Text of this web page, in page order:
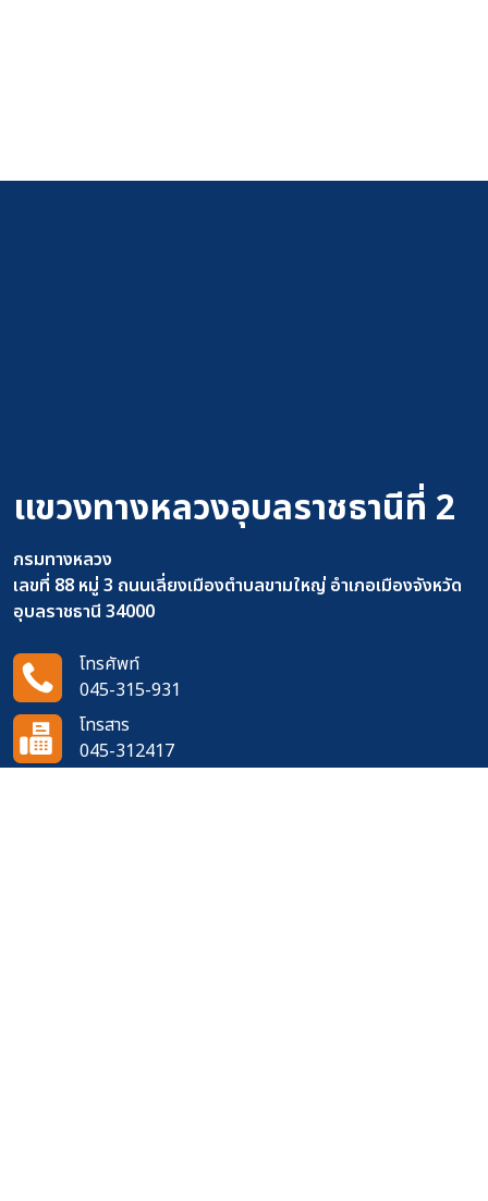
แขวงทางหลวงอุบลราชธานีที่ 2
กรมทางหลวง
เลขที่ 88 หมู่ 3 ถนนเลี่ยงเมืองตำบลขามใหญ่ อำเภอเมืองจังหวัด
อุบลราชธานี 34000
โทรศัพท์
045-315-931
โทรสาร
045-312417